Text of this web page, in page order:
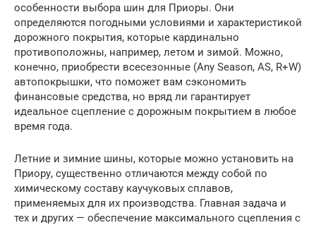
особенности выбора шин для Приоры. Они
определяются погодными условиями и характеристикой
дорожного покрытия, которые кардинально
противоположны, например, летом и зимой. Можно,
конечно, приобрести всесезонные (Any Season, AS, R+W)
автопокрышки, что поможет вам сэкономить
финансовые средства, но вряд ли гарантирует
идеальное сцепление с дорожным покрытием в любое
время года.
Летние и зимние шины, которые можно установить на
Приору, существенно отличаются между собой по
химическому составу каучуковых сплавов,
применяемых для их производства. Главная задача и
тех и других — обеспечение максимального сцепления с